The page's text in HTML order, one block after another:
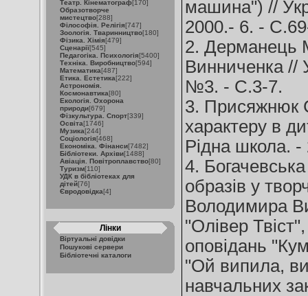
Театр. Кінематограф[170]
Образотворче
мистецтво[288]
Філософія. Релігія[747]
Зоологія. Тваринництво[180]
Фізика. Хімія[479]
Сценарії[545]
Педагогіка. Психологія[5400]
Техніка. Виробництво[594]
Математика[487]
Етика. Естетика[222]
Астрономія.
Космонавтика[80]
Екологія. Охорона
природи[679]
Фізкультура. Спорт[339]
Освіта[1746]
Музика[244]
Соціологія[468]
Економіка. Фінанси[7482]
Бібліотеки. Архіви[1488]
Авіація. Повітроплавство[80]
Туризм[110]
УДК в бібліотеках для
дітей[76]
Євродовідка[4]
Лінки
Віртуальні довідки
Пошукові сервери
Бібліотечні каталоги
машина") //
2000.- 6. -
2. Дерманець
Винниченка //
№3. - С.3-7.
3. Присяжнюк
характеру в
Рідна школа.
4.
образів у
Володимира
"Олівер
оповідань
"Ой випила,
навчальних